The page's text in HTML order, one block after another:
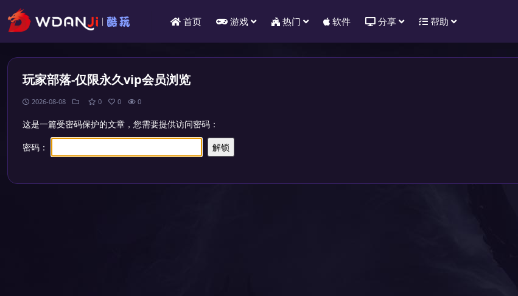
首页 游戏 热门 软件 分享 帮助
玩家部落-仅限永久vip会员浏览
2026-08-08 0 0 0
这是一篇受密码保护的文章，您需要提供访问密码：
密码：